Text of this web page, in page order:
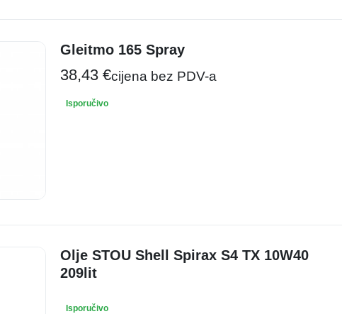
Gleitmo 165 Spray
38,43 €cijena bez PDV-a
Isporučivo
Olje STOU Shell Spirax S4 TX 10W40
209lit
Isporučivo